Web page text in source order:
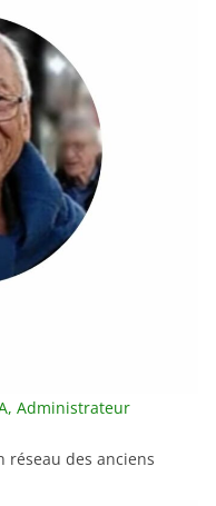
Administrateur
réseau des anciens